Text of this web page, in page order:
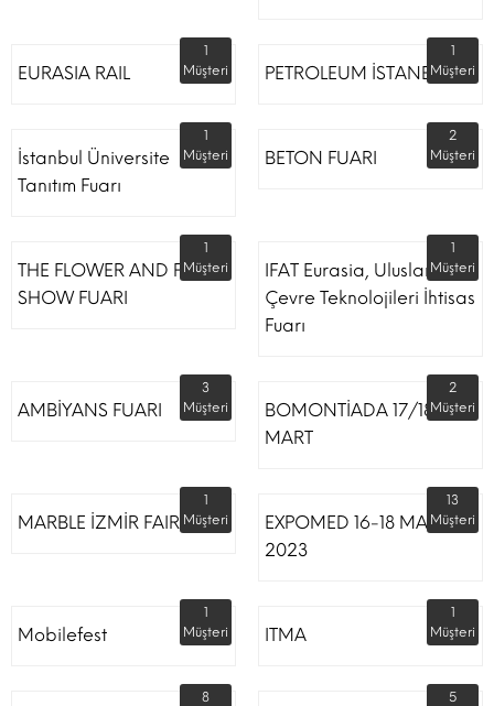
EURASIA RAIL
1
Müşteri
PETROLEUM İSTANBUL
1
Müşteri
İstanbul Üniversite
Tanıtım Fuarı
1
Müşteri
BETON FUARI
2
Müşteri
THE FLOWER AND PLANT
SHOW FUARI
1
Müşteri
IFAT Eurasia, Uluslararası
Çevre Teknolojileri İhtisas
Fuarı
1
Müşteri
AMBİYANS FUARI
3
Müşteri
BOMONTİADA 17/18
MART
2
Müşteri
MARBLE İZMİR FAIR
1
Müşteri
EXPOMED 16-18 MART
2023
13
Müşteri
Mobilefest
1
Müşteri
ITMA
1
Müşteri
8
5